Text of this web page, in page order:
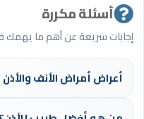
أسئلة مكررة
إجابات سريعة عن أهم ما
أعراض أمراض الأنف
قد تشمل الأعراض انسداد